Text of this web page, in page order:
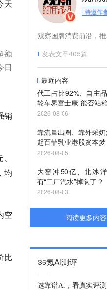
天
额
日
销
均
空
比
特邀作
观察国牌消费前沿，推
发表文章405篇
最近内容
代工占比92%、自主
轮车界富士康”能否站
2026-08-06
靠流量出圈、靠外采
起百菲乳业港股资本梦
2026-08-05
大窑冲50亿、北冰
有“二厂汽水”掉队了？
2026-08-03
阅读更多内
36氪AI测评
选靠谱AI，看真实评测